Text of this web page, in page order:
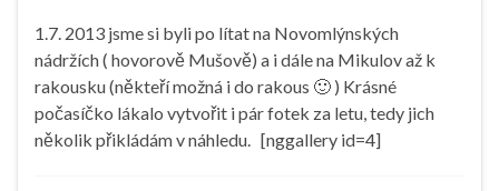
1.7. 2013 jsme si byli po lítat na Novomlýnských
nádržích ( hovorově Mušově) a i dále na Mikulov až k
rakousku (někteří možná i do rakous 🙂 ) Krásné
počasíčko lákalo vytvořit i pár fotek za letu, tedy jich
několik přikládám v náhledu. [nggallery id=4]